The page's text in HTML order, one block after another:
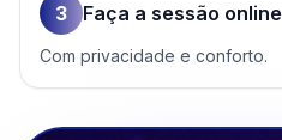
3 Faça a sessão online
Com privacidade e conforto.